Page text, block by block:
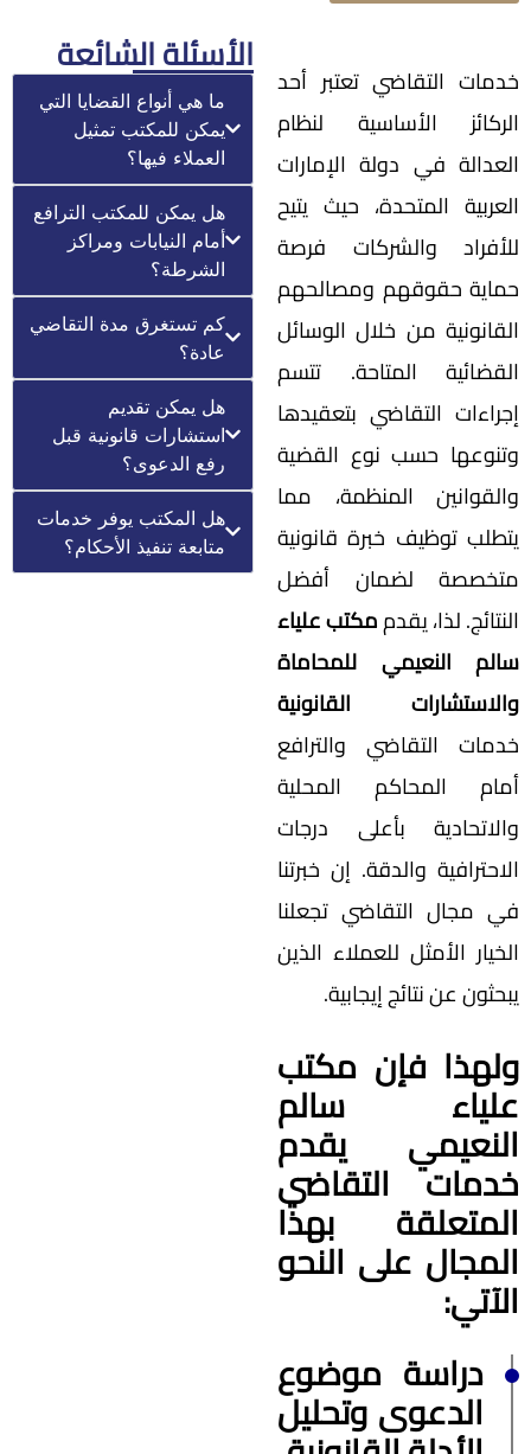
خدمات التقاضي تعتبر أحد
الركائز الأساسية لنظام
العدالة في دولة الإمارات
العربية المتحدة، حيث يتيح
للأفراد والشركات فرصة
حماية حقوقهم ومصالحهم
القانونية من خلال الوسائل
القضائية المتاحة. تتسم
إجراءات التقاضي بتعقيدها
وتنوعها حسب نوع القضية
والقوانين المنظمة، مما
يتطلب توظيف خبرة قانونية
متخصصة لضمان أفضل
النتائج. لذا، يقدممكتب علياء
سالم النعيمي للمحاماة
والاستشارات القانونية
خدمات التقاضي والترافع
أمام المحاكم المحلية
والاتحادية بأعلى درجات
الاحترافية والدقة. إن خبرتنا
في مجال التقاضي تجعلنا
الخيار الأمثل للعملاء الذين
يبحثون عن نتائج إيجابية.
ولهذا فإن مكتب
علياء سالم
النعيمي يقدم
خدمات التقاضي
المتعلقة بهذا
المجال على النحو
الآتي:
دراسة موضوع
الدعوى وتحليل
الأسئلة الشائعة
ما هي أنواع القضايا التي
يمكن للمكتب تمثيل
العملاء فيها؟
هل يمكن للمكتب الترافع
أمام النيابات ومراكز
الشرطة؟
كم تستغرق مدة التقاضي
عادة؟
هل يمكن تقديم
استشارات قانونية قبل
رفع الدعوى؟
هل المكتب يوفر خدمات
متابعة تنفيذ الأحكام؟